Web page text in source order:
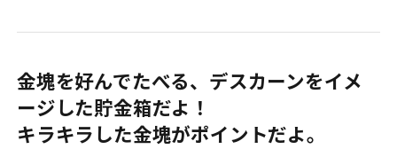
金塊を好んでたべる、デスカーンをイメ
ージした貯金箱だよ！
キラキラした金塊がポイントだよ。